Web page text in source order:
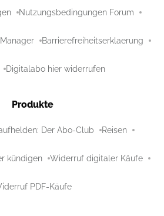
Nutzungsbedingungen Forum
Barrierefreiheitserklaerung
Digitalabo hier widerrufen
Produkte
Der Abo-Club Reisen
kündigen Widerruf digitaler Käufe
PDF-Käufe